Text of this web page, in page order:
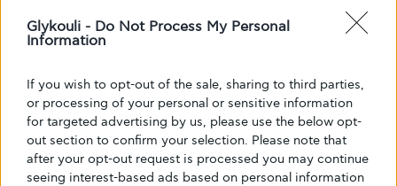
Glykouli - Do Not Process My Personal
Information
If you wish to opt-out of the sale, sharing to third parties,
or processing of your personal or sensitive information
for targeted advertising by us, please use the below opt-
out section to confirm your selection. Please note that
after your opt-out request is processed you may continue
seeing interest-based ads based on personal information
επίθεση από στρατιώτες του ανοσοποιητικού
συστήματος. Θέλω το κοινό να δει τις σκέψεις
αυτά που περνάει.
Είναι όλα πολύ προσωπικά και ομολογώ
πράγματα που δεν έχω πει ποτέ σε κανέναν,
κάτι που προφανώς δεν περιμένετε ότι θα
έκανε ένα ντροπαλό και σιωπηλό άτομο όπως